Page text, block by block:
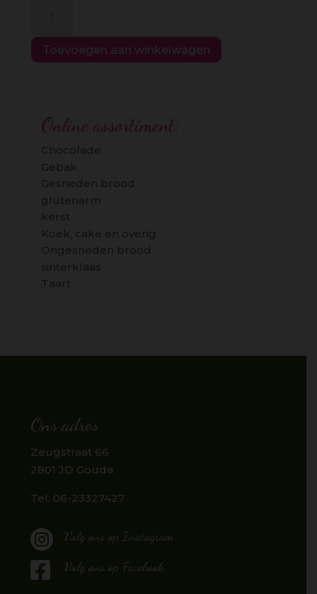
aantal
Toevoegen aan winkelwagen
Online assortiment:
Ons adres
Zeugstraat 66
2801 JD Gouda
Tel: 06-23327427
 Volg ons op Instagram
 Volg ons op Facebook